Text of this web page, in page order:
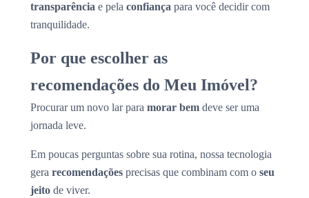
transparência e pela confiança para você decidir com
tranquilidade.
Por que escolher as
recomendações do Meu Imóvel?
Procurar um novo lar para morar bem deve ser uma
jornada leve.
Em poucas perguntas sobre sua rotina, nossa tecnologia
gera recomendações precisas que combinam com o seu
jeito de viver.